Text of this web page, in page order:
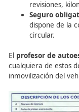
Para poder
conductores